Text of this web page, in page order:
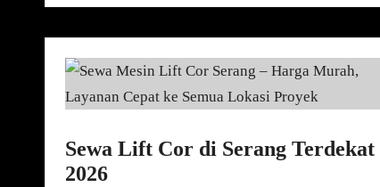
Sewa Lift Cor di Serang Terdekat
2026